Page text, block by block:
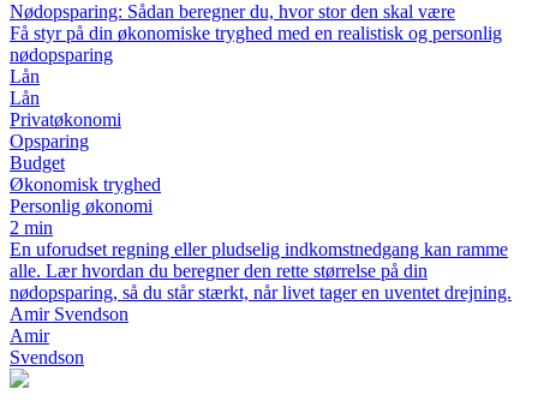
Nødopsparing: Sådan beregner du, hvor stor den skal være
Få styr på din økonomiske tryghed med en realistisk og personlig
nødopsparing
Lån
Lån
Privatøkonomi
Opsparing
Budget
Økonomisk tryghed
Personlig økonomi
2 min
En uforudset regning eller pludselig indkomstnedgang kan ramme
alle. Lær hvordan du beregner den rette størrelse på din
nødopsparing, så du står stærkt, når livet tager en uventet drejning.
Amir Svendson
Amir
Svendson